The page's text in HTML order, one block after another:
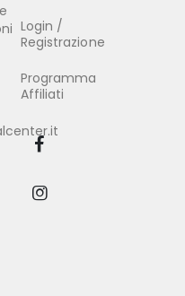
Login /
Registrazione
Programma
Affiliati